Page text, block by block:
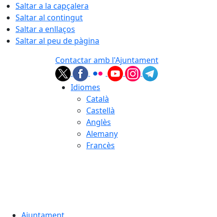
Saltar a la capçalera
Saltar al contingut
Saltar a enllaços
Saltar al peu de pàgina
Contactar amb l'Ajuntament
Idiomes
Català
Castellà
Anglès
Alemany
Francès